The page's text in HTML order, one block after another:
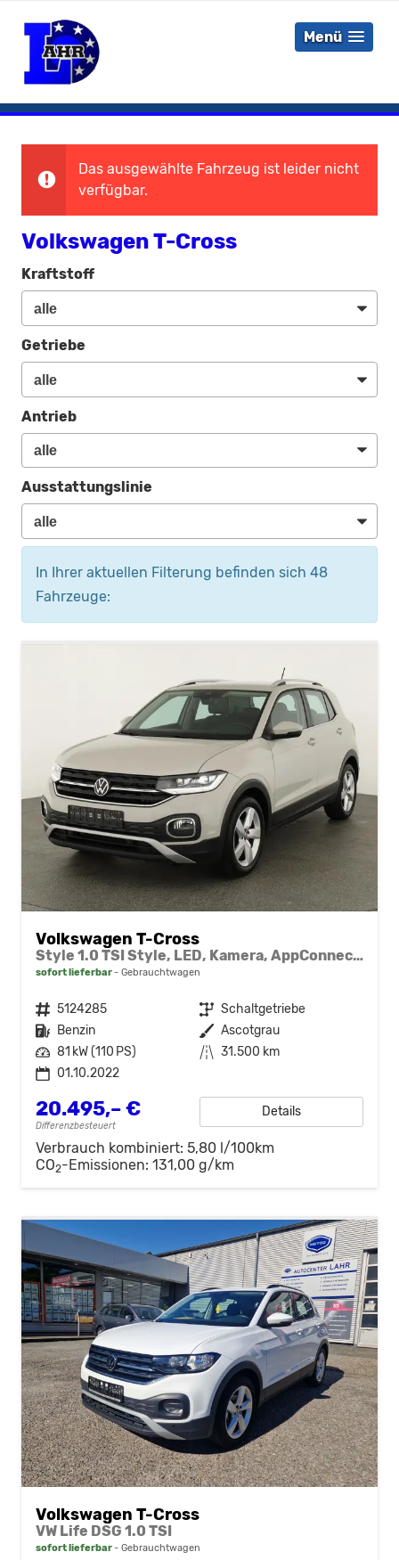
Menü
Das ausgewählte Fahrzeug ist leider nicht
verfügbar.
Volkswagen T-Cross
Kraftstoff
Getriebe
Antrieb
Ausstattungslinie
In Ihrer aktuellen Filterung befinden sich 48
Fahrzeuge:
Volkswagen T-Cross
Style 1.0 TSI Style, LED, Kamera, AppConnect, ACC, 17-Zoll
sofort lieferbar Gebrauchtwagen
Fahrzeugnr. 5124285 Getriebe Schaltgetriebe
Kraftstoff Benzin Außenfarbe Ascotgrau
Leistung 81 kW (110 PS) Kilometerstand 31.500 km
01.10.2022
20.495,– €
Differenzbesteuert
Details
Verbrauch kombiniert: 5,80 l/100km
CO2-Emissionen: 131,00 g/km
Volkswagen T-Cross
VW Life DSG 1.0 TSI
sofort lieferbar Gebrauchtwagen